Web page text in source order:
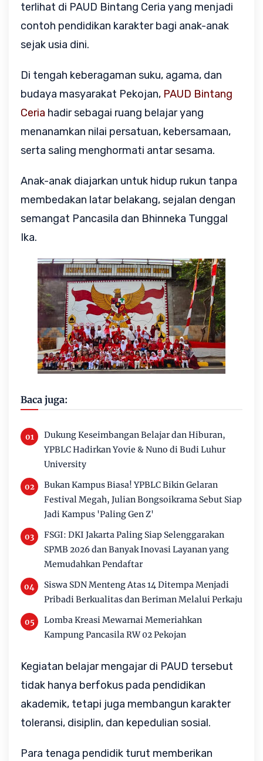
terlihat di PAUD Bintang Ceria yang menjadi
contoh pendidikan karakter bagi anak-anak
sejak usia dini.
Di tengah keberagaman suku, agama, dan
budaya masyarakat Pekojan, PAUD Bintang
Ceria hadir sebagai ruang belajar yang
menanamkan nilai persatuan, kebersamaan,
serta saling menghormati antar sesama.
Anak-anak diajarkan untuk hidup rukun tanpa
membedakan latar belakang, sejalan dengan
semangat Pancasila dan Bhinneka Tunggal
Ika.
Baca juga:
Dukung Keseimbangan Belajar dan Hiburan,
YPBLC Hadirkan Yovie & Nuno di Budi Luhur
University
Bukan Kampus Biasa! YPBLC Bikin Gelaran
Festival Megah, Julian Bongsoikrama Sebut Siap
Jadi Kampus 'Paling Gen Z'
FSGI: DKI Jakarta Paling Siap Selenggarakan
SPMB 2026 dan Banyak Inovasi Layanan yang
Memudahkan Pendaftar
Siswa SDN Menteng Atas 14 Ditempa Menjadi
Pribadi Berkualitas dan Beriman Melalui Perkaju
Lomba Kreasi Mewarnai Memeriahkan
Kampung Pancasila RW 02 Pekojan
Kegiatan belajar mengajar di PAUD tersebut
tidak hanya berfokus pada pendidikan
akademik, tetapi juga membangun karakter
toleransi, disiplin, dan kepedulian sosial.
Para tenaga pendidik turut memberikan